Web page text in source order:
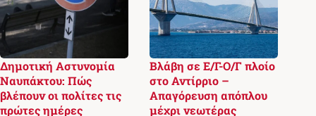
Δημοτική Αστυνομία
Ναυπάκτου: Πώς
βλέπουν οι πολίτες τις
πρώτες ημέρες
Βλάβη σε Ε/Γ-Ο/Γ πλοίο
στο Αντίρριο –
Απαγόρευση απόπλου
μέχρι νεωτέρας